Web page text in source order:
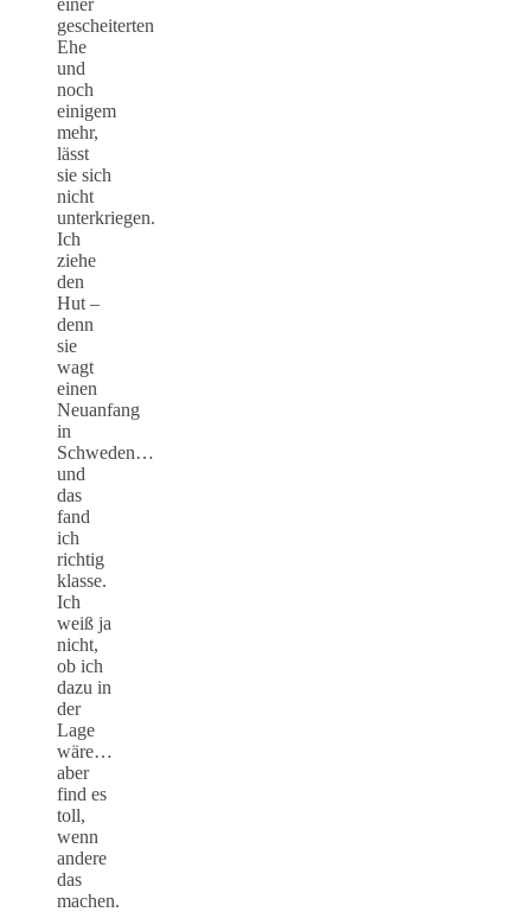
gescheiterten
Ehe
und
noch
einigem
mehr,
lässt
sie sich
nicht
unterkriegen.
Ich
ziehe
den
Hut –
denn
sie
wagt
einen
Neuanfang
in
Schweden…
und
das
fand
ich
richtig
klasse.
Ich
weiß ja
nicht,
ob ich
dazu in
der
Lage
wäre…
aber
find es
toll,
wenn
andere
das
machen.